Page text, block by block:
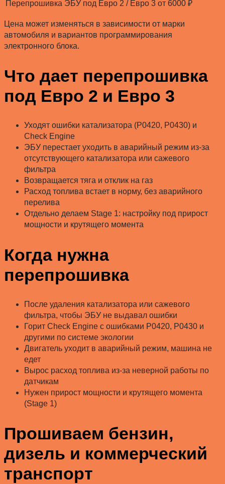
Перепрошивка ЭБУ под Евро 2 / Евро 3 от 6000 ₽
Цена может изменяться в зависимости от марки
автомобиля и вариантов программирования
электронного блока.
Что дает перепрошивка
под Евро 2 и Евро 3
Уходят ошибки катализатора (P0420, P0430) и
Check Engine
ЭБУ перестает уходить в аварийный режим из-за
отсутствующего катализатора или сажевого
фильтра
Возвращается тяга и отклик на газ
Расход топлива встает в норму, без аварийного
перелива
Отдельно делаем Stage 1: настройку под прирост
мощности и крутящего момента
Когда нужна
перепрошивка
После удаления катализатора или сажевого
фильтра, чтобы ЭБУ не выдавал ошибки
Горит Check Engine с ошибками P0420, P0430 и
другими по системе экологии
Двигатель уходит в аварийный режим, машина не
едет
Вырос расход топлива из-за неверной работы по
датчикам
Нужен прирост мощности и крутящего момента
(Stage 1)
Прошиваем бензин,
дизель и коммерческий
транспорт